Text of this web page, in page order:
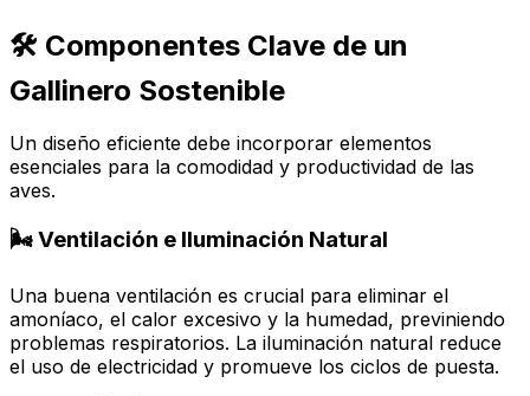
🛠️ Componentes Clave de un
Gallinero Sostenible
Un diseño eficiente debe incorporar elementos
esenciales para la comodidad y productividad de las
aves.
🌬️ Ventilación e Iluminación Natural
Una buena ventilación es crucial para eliminar el
amoníaco, el calor excesivo y la humedad, previniendo
problemas respiratorios. La iluminación natural reduce
el uso de electricidad y promueve los ciclos de puesta.